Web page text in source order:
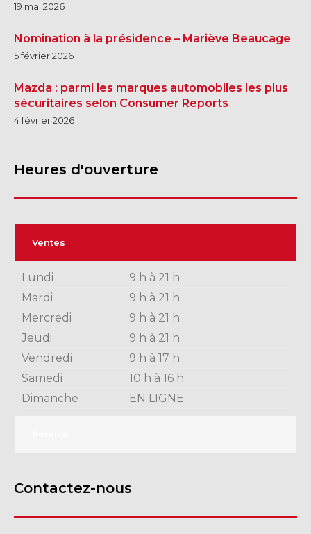
19 mai 2026
Nomination à la présidence – Mariève Beaucage
5 février 2026
Mazda : parmi les marques automobiles les plus
sécuritaires selon Consumer Reports
4 février 2026
Heures d'ouverture
Ventes
Lundi
9 h à 21 h
Mardi
9 h à 21 h
Mercredi
9 h à 21 h
Jeudi
9 h à 21 h
Vendredi
9 h à 17 h
Samedi
10 h à 16 h
Dimanche
EN LIGNE
Contactez-nous